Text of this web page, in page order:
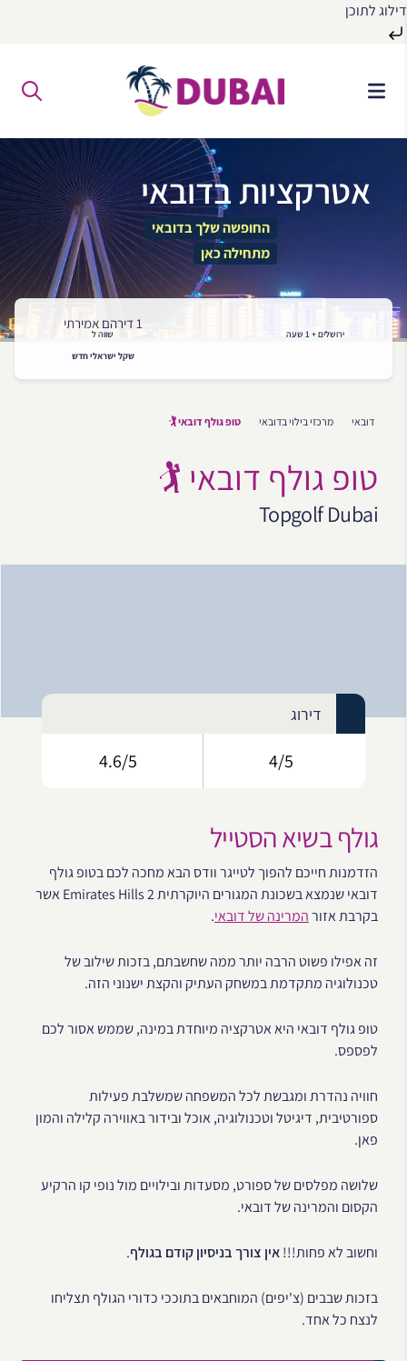
דילוג לתוכן
התוכן
אטרקציות בדובאי
החופשה שלך בדובאי
מתחילה כאן
ירושלים + 1 שעה
1 דירהם אמירתי
שווה ל
שקל ישראלי חדש
דובאי מרכזי בילוי בדובאי טופ גולף דובאי 🏌️
טופ גולף דובאי 🏌️
Topgolf Dubai
דירוג
4/5
4.6/5
גולף בשיא הסטייל
הזדמנות חייכם להפוך לטייגר וודס הבא מחכה לכם בטופ גולף
דובאי שנמצא בשכונת המגורים היוקרתית Emirates Hills 2 אשר
בקרבת אזורהמרינה של דובאי.
זה אפילו פשוט הרבה יותר ממה שחשבתם, בזכות שילוב של
טכנולוגיה מתקדמת במשחק העתיק והקצת ישנוני הזה.
טופ גולף דובאי היא אטרקציה מיוחדת במינה, שממש אסור לכם
לפספס.
חוויה נהדרת ומגבשת לכל המשפחה שמשלבת פעילות
ספורטיבית, דיגיטל וטכנולוגיה, אוכל ובידור באווירה קלילה והמון
פאן.
שלושה מפלסים של ספורט, מסעדות ובילויים מול נופי קו הרקיע
הקסום והמרינה של דובאי.
וחשוב לא פחות!!!אין צורך בניסיון קודם בגולף.
בזכות שבבים (צ'יפים) המוחבאים בתוככי כדורי הגולף תצליחו
לנצח כל אחד.